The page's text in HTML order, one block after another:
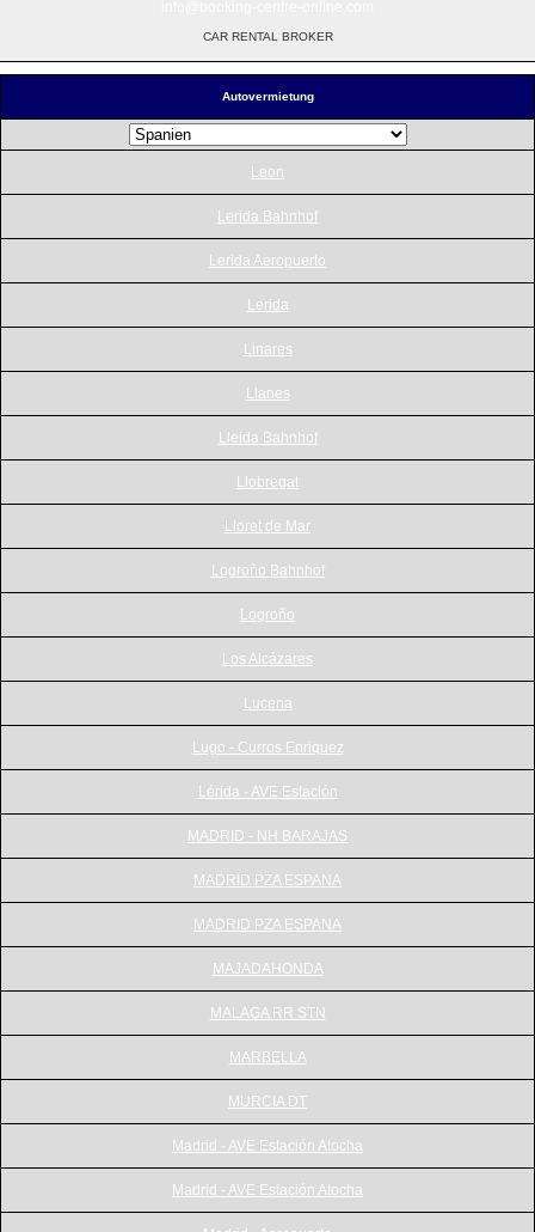
Autovermietung
Leon
Lerida Bahnhof
Lerida Aeropuerto
Lerida
Linares
Llanes
Lleida Bahnhof
Llobregat
Lloret de Mar
Logroño Bahnhof
Logroño
Los Alcázares
Lucena
Lugo - Curros Enriquez
Lérida - AVE Estación
MADRID - NH BARAJAS
MADRID PZA ESPANA
MADRID PZA ESPANA
MAJADAHONDA
MALAGA RR STN
MARBELLA
MURCIA DT
Madrid - AVE Estación Atocha
Madrid - AVE Estación Atocha
CAR RENTAL BROKER